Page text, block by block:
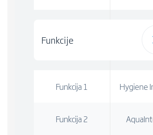
Funkcije
Funkcija 1 Hygiene
Funkcija 2